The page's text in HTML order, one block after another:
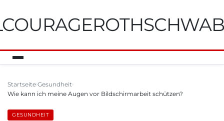
Startseite Gesundheit
Wie kann ich meine Augen vor Bildschirmarbeit schützen?
GESUNDHEIT